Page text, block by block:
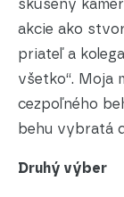
skúsený
akcie ako
priateľ a
všetko“. Moja
cezpoľného
behu vybratá
Druhý výber